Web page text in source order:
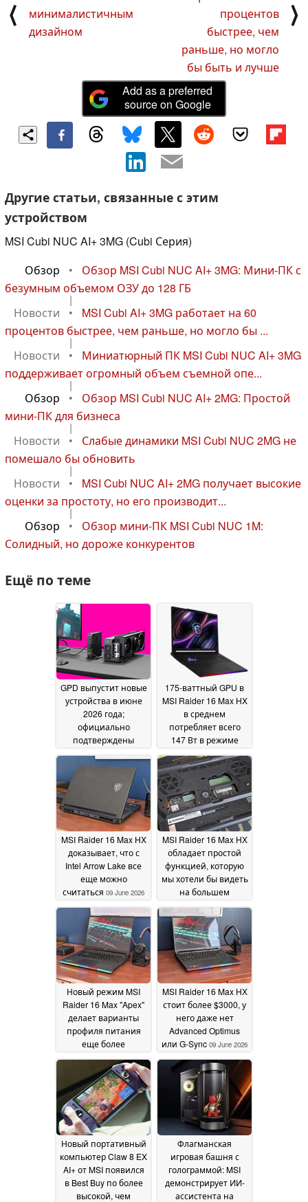
⟨
минималистичным
дизайном
процентов
быстрее, чем
раньше, но могло
бы быть и лучше
⟩
Add as a preferred
source on Google
Другие статьи, связанные с этим
устройством
MSI Cubi NUC AI+ 3MG (Cubi Серия)
Обзор
•
Обзор MSI Cubi NUC AI+ 3MG: Мини-ПК с
безумным объемом ОЗУ до 128 ГБ
|
Новости
•
MSI Cubi AI+ 3MG работает на 60
процентов быстрее, чем раньше, но могло бы ...
|
Новости
•
Миниатюрный ПК MSI Cubi NUC AI+ 3MG
поддерживает огромный объем съемной опе...
|
Обзор
•
Обзор MSI Cubi NUC AI+ 2MG: Простой
мини-ПК для бизнеса
|
Новости
•
Слабые динамики MSI Cubi NUC 2MG не
помешало бы обновить
|
Новости
•
MSI Cubi NUC AI+ 2MG получает высокие
оценки за простоту, но его производит...
|
Обзор
•
Обзор мини-ПК MSI Cubi NUC 1M:
Солидный, но дороже конкурентов
Ещё по теме
GPD выпустит новые
устройства в июне
2026 года;
официально
подтверждены
SKU09 June 2026
175-ваттный GPU в
MSI Raider 16 Max HX
в среднем
потребляет всего
147 Вт в режиме
09 June 2026
MSI Raider 16 Max HX
доказывает, что с
Intel Arrow Lake все
еще можно
считаться 09 June 2026
MSI Raider 16 Max HX
обладает простой
функцией, которую
мы хотели бы видеть
на большем
ноутбуков09 June 2026
Новый режим MSI
Raider 16 Max "Apex"
делает варианты
профиля питания
еще более
09 June
2026
MSI Raider 16 Max HX
стоит более $3000, у
него даже нет
Advanced Optimus
или G-Sync 09 June 2026
Новый портативный
компьютер Claw 8 EX
AI+ от MSI появился
в Best Buy по более
высокой, чем
Флагманская
игровая башня с
голограммой: MSI
демонстрирует ИИ-
ассистента на